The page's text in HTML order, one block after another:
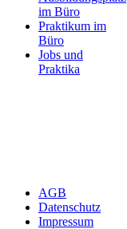
im Büro
Praktikum im
Büro
Jobs und
Praktika
AGB
Datenschutz
Impressum